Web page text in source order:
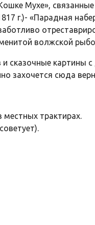
Мухе»,
г.)- «Парадная
волжской
сказочные картины
захочется сюда
местных трактирах.